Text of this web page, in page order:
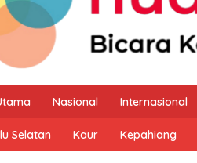
Nasional Internasional
Selatan Kaur Kepahiang